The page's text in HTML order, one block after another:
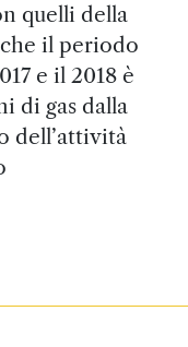
quelli della
il periodo
e il 2018 è
di gas dalla
dell’attività